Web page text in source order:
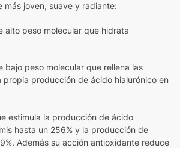
más joven, suave y radiante:
alto peso molecular que hidrata
bajo peso molecular que rellena las
propia producción de ácido hialurónico en
estimula la producción de ácido
hasta un 256% y la producción de
Además su acción antioxidante reduce